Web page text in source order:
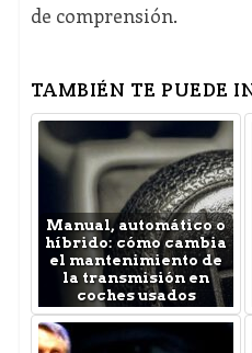
de comprensión.
TAMBIÉN TE PUEDE
Manual, automático o
híbrido: cómo cambia
el mantenimiento de
la transmisión en
coches usados